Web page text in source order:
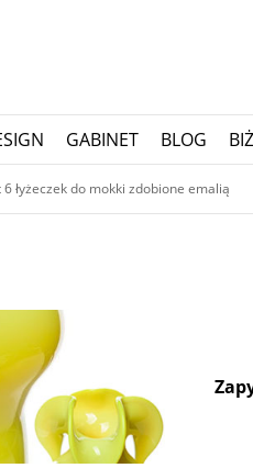
GABINET BLOG
ZEGARY
6 łyżeczek do mokki zdobione emalią